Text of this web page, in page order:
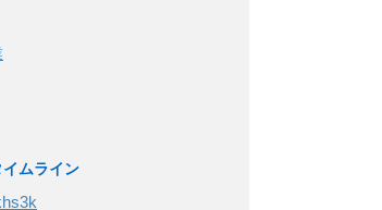
ムライン